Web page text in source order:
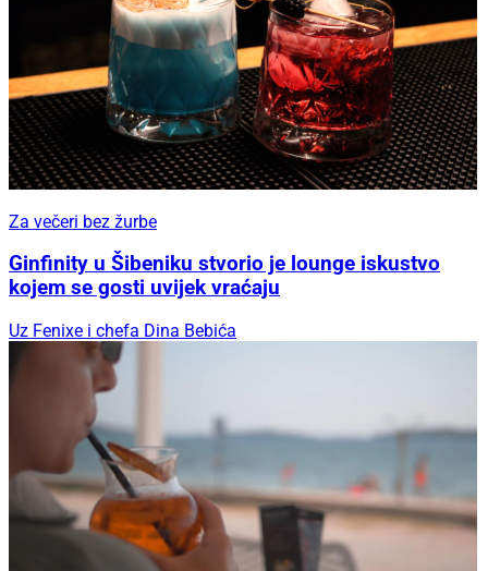
Za večeri bez žurbe
Ginfinity u Šibeniku stvorio je lounge iskustvo
kojem se gosti uvijek vraćaju
Uz Fenixe i chefa Dina Bebića